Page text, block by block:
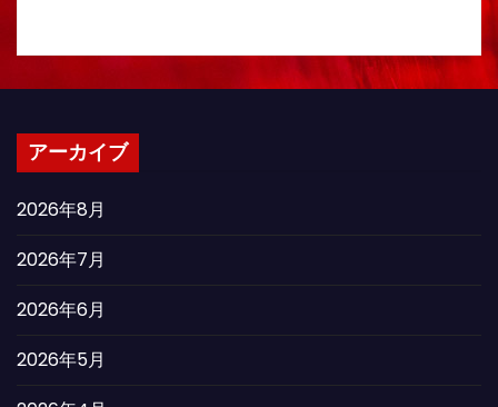
アーカイブ
2026年8月
2026年7月
2026年6月
2026年5月